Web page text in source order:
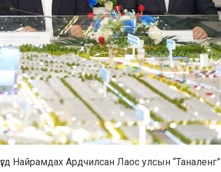
Найрамдах Ардчилсан Лаос улсын